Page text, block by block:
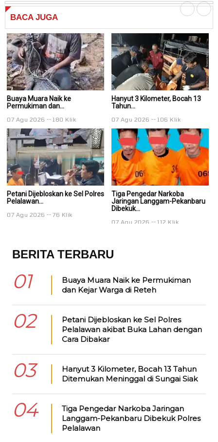
BACA JUGA
Buaya Muara Naik ke
Permukiman dan...
07 Agu 2026 180 Klik
Hanyut 3 Kilometer, Bocah 13
Tahun...
07 Agu 2026 106 Klik
Petani Dijebloskan ke Sel Polres
Pelalawan...
07 Agu 2026 76 Klik
Tiga Pengedar Narkoba
Jaringan Langgam-Pekanbaru
Dibekuk...
07 Agu 2026 112 Klik
BERITA TERBARU
01
Buaya Muara Naik ke Permukiman
dan Kejar Warga di Reteh
02
Petani Dijebloskan ke Sel Polres
Pelalawan akibat Buka Lahan dengan
Cara Dibakar
03
Hanyut 3 Kilometer, Bocah 13 Tahun
Ditemukan Meninggal di Sungai Siak
04
Tiga Pengedar Narkoba Jaringan
Langgam-Pekanbaru Dibekuk Polres
Pelalawan